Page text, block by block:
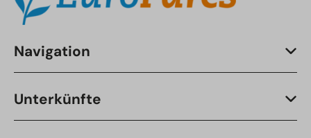
Navigation
Unterkünfte